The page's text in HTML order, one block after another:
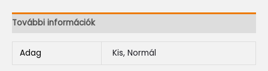
További információk
Adag Kis, Normál